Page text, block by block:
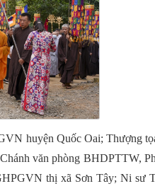
huyện Quốc Oai; Thượng
văn phòng BHDPTTW,
thị xã Sơn Tây; Ni sư